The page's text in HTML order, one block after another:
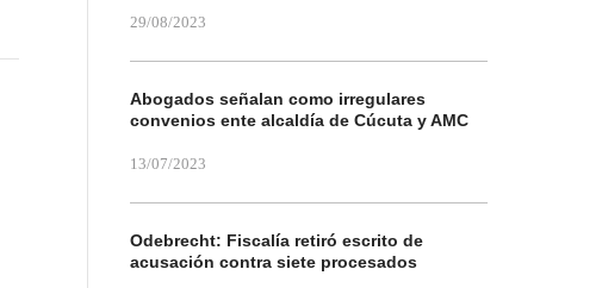
29/08/2023
Abogados señalan como irregulares
convenios ente alcaldía de Cúcuta y AMC
13/07/2023
Odebrecht: Fiscalía retiró escrito de
acusación contra siete procesados